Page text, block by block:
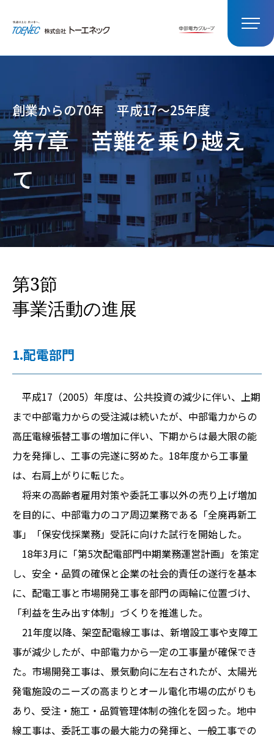
創業からの70年 平成17～25年度
第7章
苦難を乗り越え
て
第3節
事業活動の進展
1.配電部門
平成17（2005）年度は、公共投資の減少に伴い、上期
まで中部電力からの受注減は続いたが、中部電力からの
高圧電線張替工事の増加に伴い、下期からは最大限の能
力を発揮し、工事の完遂に努めた。18年度から工事量
は、右肩上がりに転じた。
将来の高齢者雇用対策や委託工事以外の売り上げ増加
を目的に、中部電力のコア周辺業務である「全廃再新工
事」「保安伐採業務」受託に向けた試行を開始した。
18年3月に「第5次配電部門中期業務運営計画」を策定
し、安全・品質の確保と企業の社会的責任の遂行を基本
に、配電工事と市場開発工事を部門の両輪に位置づけ、
「利益を生み出す体制」づくりを推進した。
21年度以降、架空配電線工事は、新増設工事や支障工
事が減少したが、中部電力から一定の工事量が確保でき
た。市場開発工事は、景気動向に左右されたが、太陽光
発電施設のニーズの高まりとオール電化市場の広がりも
あり、受注・施工・品質管理体制の強化を図った。地中
線工事は、委託工事の最大能力の発揮と、一般工事での